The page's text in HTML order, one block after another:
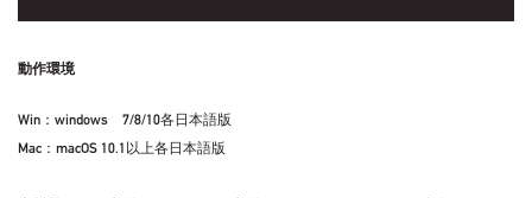
動作環境
Win：windows 7/8/10各日本語版
Mac：macOS 10.1以上各日本語版